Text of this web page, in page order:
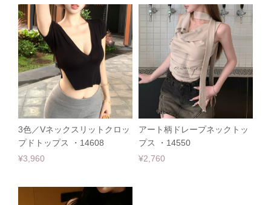
3色／Vネックスリットクロッ
プドトップス ・14608
¥3,960
アート柄ドレープネックトッ
プス ・14550
¥2,760